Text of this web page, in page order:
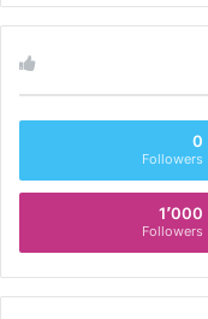
0
Followers
1٬000
Followers